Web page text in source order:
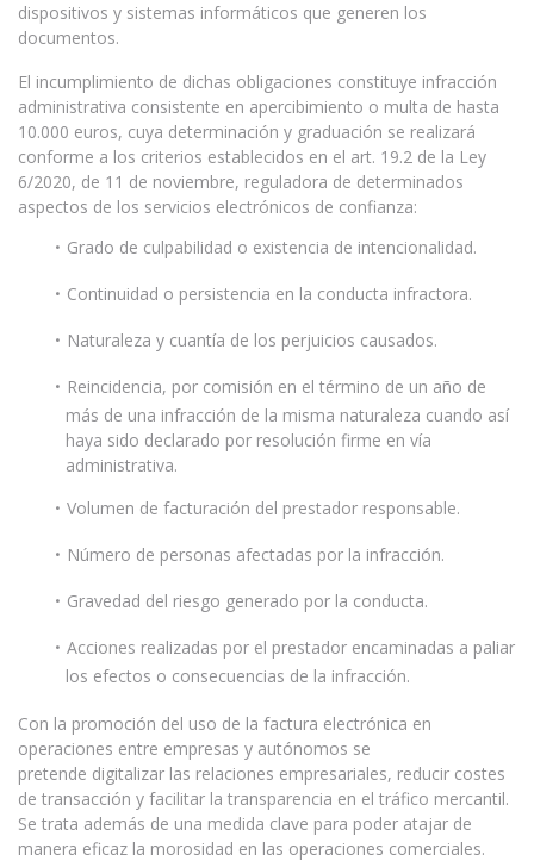
dispositivos y sistemas informáticos que generen los
documentos.
El incumplimiento de dichas obligaciones constituye infracción
administrativa consistente en apercibimiento o multa de hasta
10.000 euros, cuya determinación y graduación se realizará
conforme a los criterios establecidos en el art. 19.2 de la Ley
6/2020, de 11 de noviembre, reguladora de determinados
aspectos de los servicios electrónicos de confianza:
Grado de culpabilidad o existencia de intencionalidad.
Continuidad o persistencia en la conducta infractora.
Naturaleza y cuantía de los perjuicios causados.
Reincidencia, por comisión en el término de un año de
más de una infracción de la misma naturaleza cuando así
haya sido declarado por resolución firme en vía
administrativa.
Volumen de facturación del prestador responsable.
Número de personas afectadas por la infracción.
Gravedad del riesgo generado por la conducta.
Acciones realizadas por el prestador encaminadas a paliar
los efectos o consecuencias de la infracción.
Con la promoción del uso de la factura electrónica en
operaciones entre empresas y autónomos se
pretende digitalizar las relaciones empresariales, reducir costes
de transacción y facilitar la transparencia en el tráfico mercantil.
Se trata además de una medida clave para poder atajar de
manera eficaz la morosidad en las operaciones comerciales.